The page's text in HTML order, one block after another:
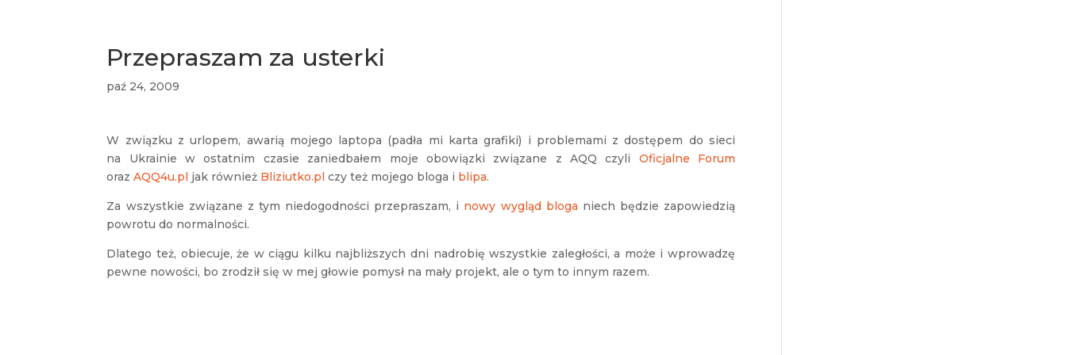
Przepraszam za usterki
paź 24, 2009
W związku z urlopem, awarią mojego laptopa (padła mi karta grafiki) i problemami z dostępem do sieci
na Ukrainie w ostatnim czasie zaniedbałem moje obowiązki związane z AQQ czyli Oficjalne Forum
orazAQQ4u.pl jak również Bliziutko.pl czy też mojego bloga i blipa.
Za wszystkie związane z tym niedogodności przepraszam, i nowy wygląd bloga niech będzie zapowiedzią
powrotu do normalności.
Dlatego też, obiecuje, że w ciągu kilku najbliższych dni nadrobię wszystkie zaległości, a może i wprowadzę
pewne nowości, bo zrodził się w mej głowie pomysł na mały projekt, ale o tym to innym razem.